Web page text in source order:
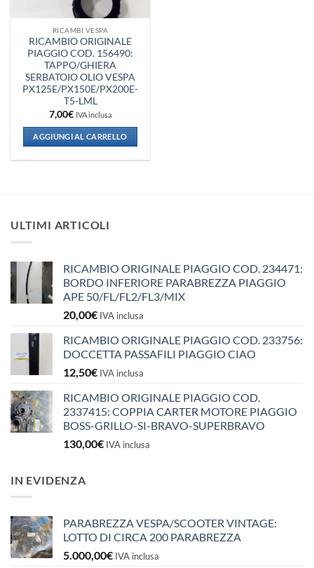
RICAMBI VESPA
RICAMBIO ORIGINALE
PIAGGIO COD. 156490:
TAPPO/GHIERA
SERBATOIO OLIO VESPA
PX125E/PX150E/PX200E-
T5-LML
7,00€ IVA inclusa
AGGIUNGI AL CARRELLO
ULTIMI ARTICOLI
RICAMBIO ORIGINALE PIAGGIO COD. 234471:
BORDO INFERIORE PARABREZZA PIAGGIO
APE 50/FL/FL2/FL3/MIX
20,00€ IVA inclusa
RICAMBIO ORIGINALE PIAGGIO COD. 233756:
DOCCETTA PASSAFILI PIAGGIO CIAO
12,50€ IVA inclusa
RICAMBIO ORIGINALE PIAGGIO COD.
2337415: COPPIA CARTER MOTORE PIAGGIO
BOSS-GRILLO-SI-BRAVO-SUPERBRAVO
130,00€ IVA inclusa
IN EVIDENZA
PARABREZZA VESPA/SCOOTER VINTAGE:
LOTTO DI CIRCA 200 PARABREZZA
5.000,00€ IVA inclusa